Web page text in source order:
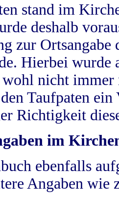
stand im
deshalb
zur
Hierbei wurde
wohl nicht
Taufpaten
Richtigkeit
im
ebenfalls
Angaben wie